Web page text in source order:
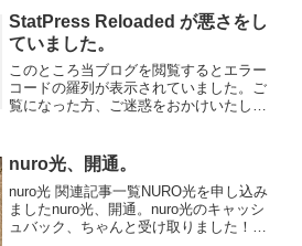
StatPress Reloaded が悪さをし
ていました。
このところ当ブログを閲覧するとエラー
コードの羅列が表示されていました。ご
覧になった方、ご迷惑をおかけいたしま
はどういう了見だ、と思いながら調べて
みると、原因はWordP...
nuro光、開通。
nuro光 関連記事一覧NURO光を申し込み
ましたnuro光、開通。nuro光のキャッシ
ュバック、ちゃんと受け取りました！